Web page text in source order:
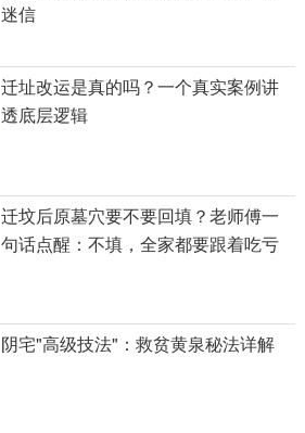
迷信
迁址改运是真的吗？一个真实案例讲
透底层逻辑
迁坟后原墓穴要不要回填？老师傅一
句话点醒：不填，全家都要跟着吃亏
阴宅"高级技法"：救贫黄泉秘法详解